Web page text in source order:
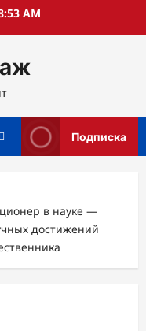
AM
Подписка
в науке —
достижений